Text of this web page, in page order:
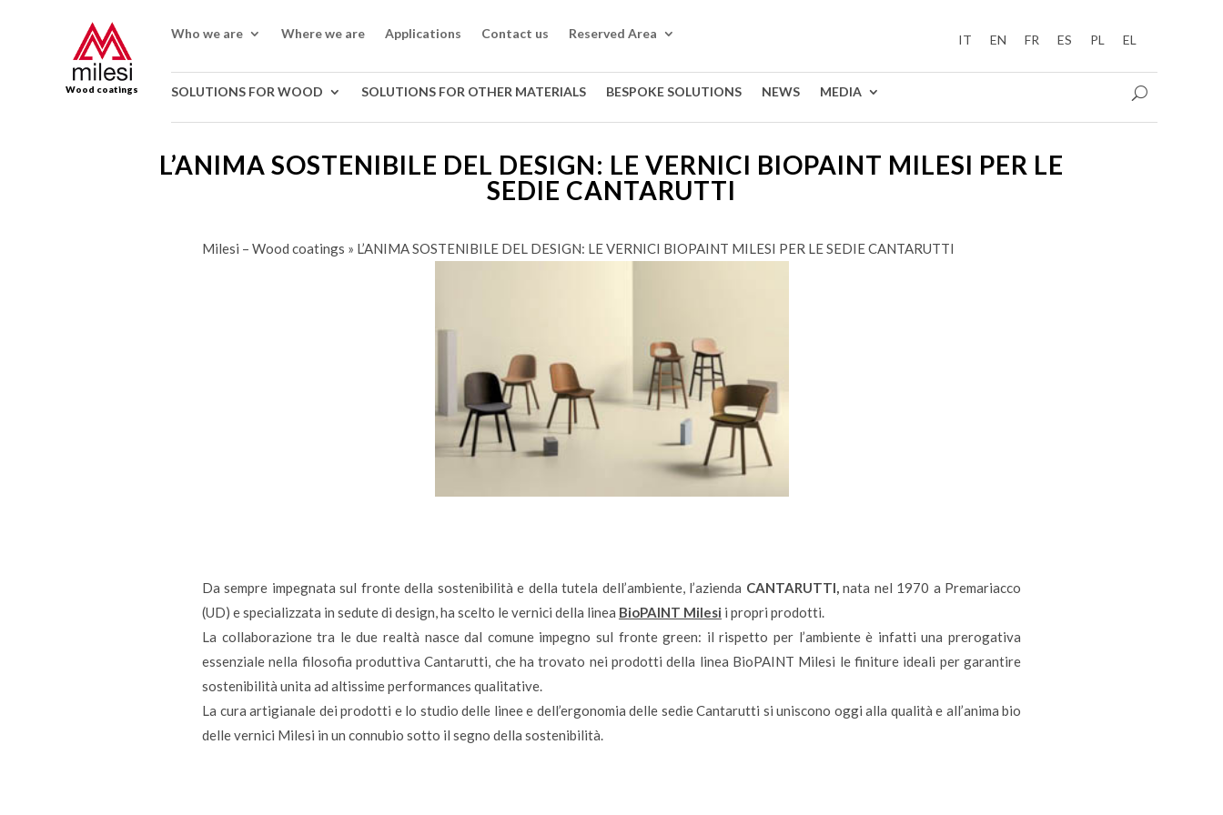
Wood coatings
Who we are Where we are Applications Contact us Reserved Area IT EN FR ES PL EL
SOLUTIONS FOR WOOD SOLUTIONS FOR OTHER MATERIALS BESPOKE SOLUTIONS NEWS MEDIA
L’ANIMA SOSTENIBILE DEL DESIGN: LE VERNICI BIOPAINT MILESI PER LE
SEDIE CANTARUTTI
Milesi – Wood coatings » L’ANIMA SOSTENIBILE DEL DESIGN: LE VERNICI BIOPAINT MILESI PER LE SEDIE CANTARUTTI
Da sempre impegnata sul fronte della sostenibilità e della tutela dell’ambiente, l’azienda CANTARUTTI,nata nel 1970 a Premariacco
(UD) e specializzata in sedute di design, ha scelto le vernici della linea BioPAINT Milesi i propri prodotti.
La collaborazione tra le due realtà nasce dal comune impegno sul fronte green: il rispetto per l’ambiente è infatti una prerogativa
essenziale nella filosofia produttiva Cantarutti, che ha trovato nei prodotti della linea BioPAINT Milesi le finiture ideali per garantire
sostenibilità unita ad altissime performances qualitative.
La cura artigianale dei prodotti e lo studio delle linee e dell’ergonomia delle sedie Cantarutti si uniscono oggi alla qualità e all’anima bio
delle vernici Milesi in un connubio sotto il segno della sostenibilità.